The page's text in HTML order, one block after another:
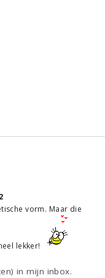
vorm. Maar die
lekker!
in mijn inbox.